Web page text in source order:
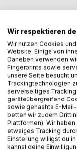
BESCHREIBUNG
In einer kleinen
begegnen sich
Schrecken des
Otto, ein betagter,
seit seiner
Südmähren nach
Beide sind von der
Mitri mit der
Wir respektieren
Wir nutzen Cookies
Website. Einige von
Daneben verwenden
Fingerprints sowie
unsere Seite besucht
Trackingtechnologien
serverseitiges
geräteübergreifend
sowie gehashte E-
betten wir zudem
Plattformen). Wir
etwaiges Tracking
Einstellung willigst du
kannst deine